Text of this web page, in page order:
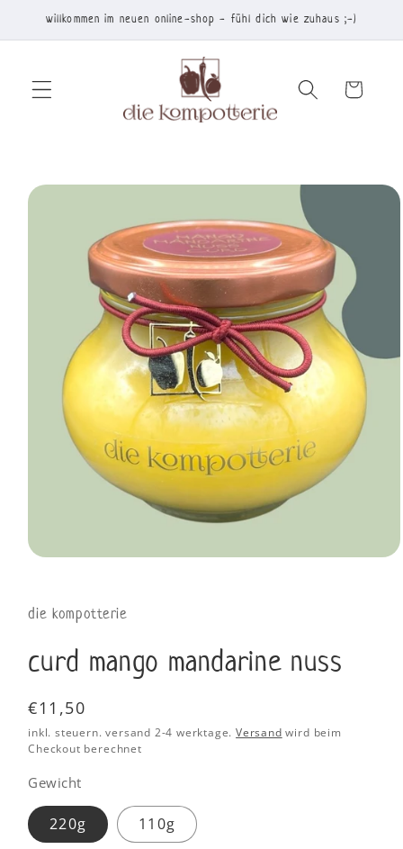
zum
Inhalt
willkommen im neuen online-shop - fühl dich wie zuhaus ;-)
Warenkorb
die kompotterie
curd mango mandarine nuss
Normaler
Preis
€11,50
inkl. steuern. versand 2-4 werktage.Versand wird beim
Checkout berechnet
Gewicht
220g 110g